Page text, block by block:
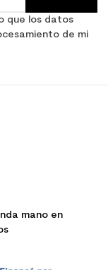
que los datos
de mi
mano en